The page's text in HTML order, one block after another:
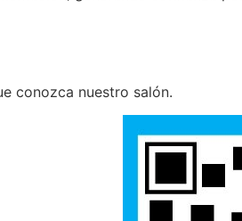
conozca nuestro salón.